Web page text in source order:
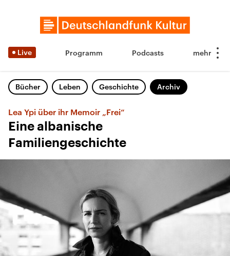
Live Programm Podcasts
Bücher Leben Geschichte Archiv
Lea Ypi über ihr Memoir „Frei“
Eine albanische
Familiengeschichte